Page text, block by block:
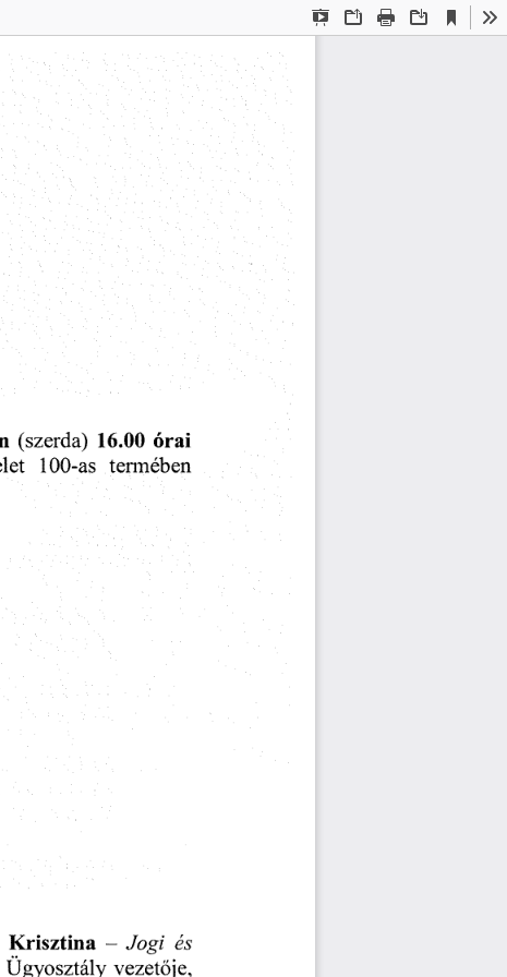
Presentation
OpenPrint Download
Current
View
(szerda) 16.00 órai
100-as termében
Krisztina - Jogi és
Ügyosztály vezetője,